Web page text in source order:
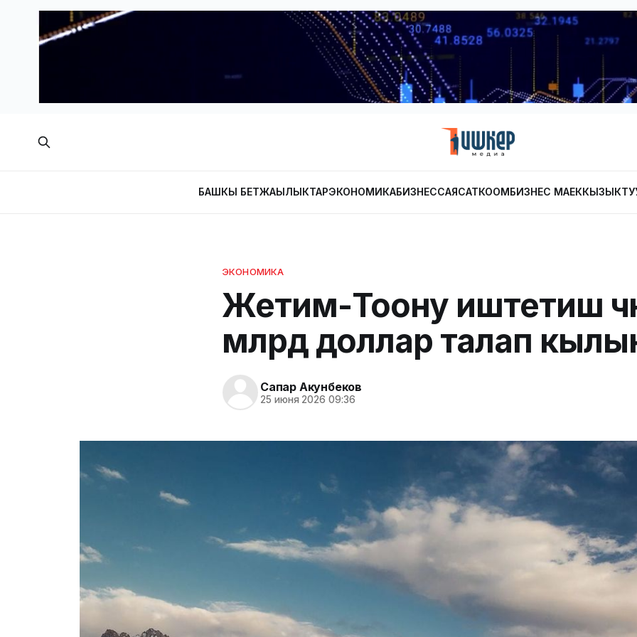
БАШКЫ БЕТЖАҢЫЛЫКТАРЭКОНОМИКАБИЗНЕССАЯСАТКООМБИЗНЕС МАЕК
ЭКОНОМИКА
Жетим-Тоону иштетиш
млрд доллар талап
Сапар Акунбеков
25 июня 2026 09:36